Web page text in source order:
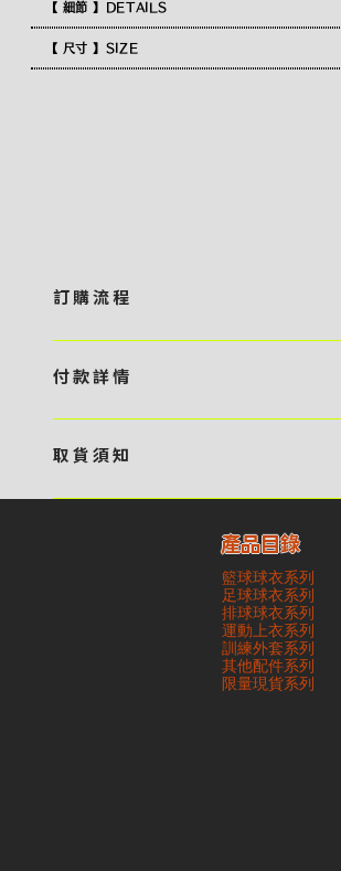
【 細節 】DETAILS
【 尺寸 】SIZE
訂 購 流 程
預 約 〉，參看官網上的商品目錄和作品照片去選擇
報價 貴客可透過電郵方式或 WhatsApp 平台提交定
相關價目，貴客最終確認後將獲取正式完整單據，請
啟動貨品製作 4 / 商品印製 訂金核實後，4AM 團隊
/ 貨品提取 商品製作完成後，4AM 團隊將聯絡貴客
貨品。貴客可選擇最適合的付款方式以及取貨安排
付 款 詳 情
・ Payme ・ 現金機入數 ・ 銀行櫃檯入數 ・ ATM
交易單據。如貴客欲更改電郵地址，請與 4AM 團隊
記錄可透過電郵 或 WhatsApp平台（ 請註明訂單編
隊核實有關款項 - 任何轉帳或換匯交易手續費等額外
本公司之責任 - 貴客請於收獲本公司正式訂購單據
付款。如未能按期繳付所需款項，貴客須緻交因逾期
取 貨 須 知
請與4AM團隊職員聯絡預約取貨時間｜​ ・
服務｜運費由貴客現金支付司機｜ ・ 順豐速運 ｜貨
3個工作天｜到付｜​ - 貴客請於貨品可取日起之 10
貨品，如逾期未取，本公司將不予保存相關貨品。有
還，貴客仍須負責貨款餘額 - 貴客請於收貨時小心核
貨品品質 - 基於 S.F. Express / GoGoVan 等託運
本公司將保證貨品安全到達第三方手中。如第三方在
有關貨品之遺失、損毀、誤投或運送延誤，本公司一
產品目錄
籃球球衣系列
足球球衣系列
排球球衣系列
運動上衣系列
訓練外套系列
其他配件系列
​限量現貨系列